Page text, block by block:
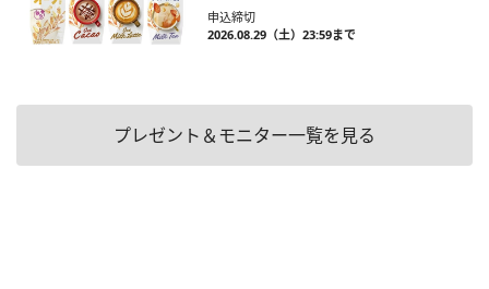
申込締切
2026.08.29（土）23:59まで
プレゼント＆モニター一覧を見る